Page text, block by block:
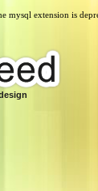
mysql extension is